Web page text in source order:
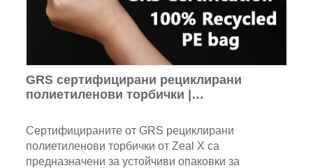
GRS сертифицирани рециклирани
полиетиленови торбички |
доставка
Сертифицираните от GRS рециклирани
полиетиленови торбички от Zeal X са
предназначени за устойчиви опаковки за